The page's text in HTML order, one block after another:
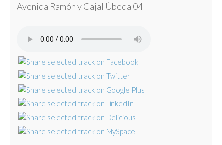
Avenida Ramón y Cajal Úbeda 04